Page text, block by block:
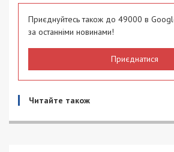
Приєднуйтесь також до 49000 в
за останніми новинами!
Приєднатися
Читайте також